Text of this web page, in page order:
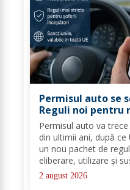
Permisul auto se
Reguli noi pentru
auto
Permisul auto va
din ultimii ani, după
un nou pachet de
eliberare, utilizare și
România va trebui să
legislația națională
2 august 2026